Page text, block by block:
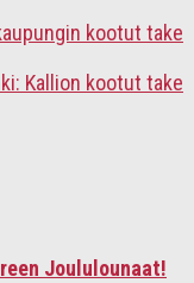
kootut take
Kallion kootut take
Joululounaat!